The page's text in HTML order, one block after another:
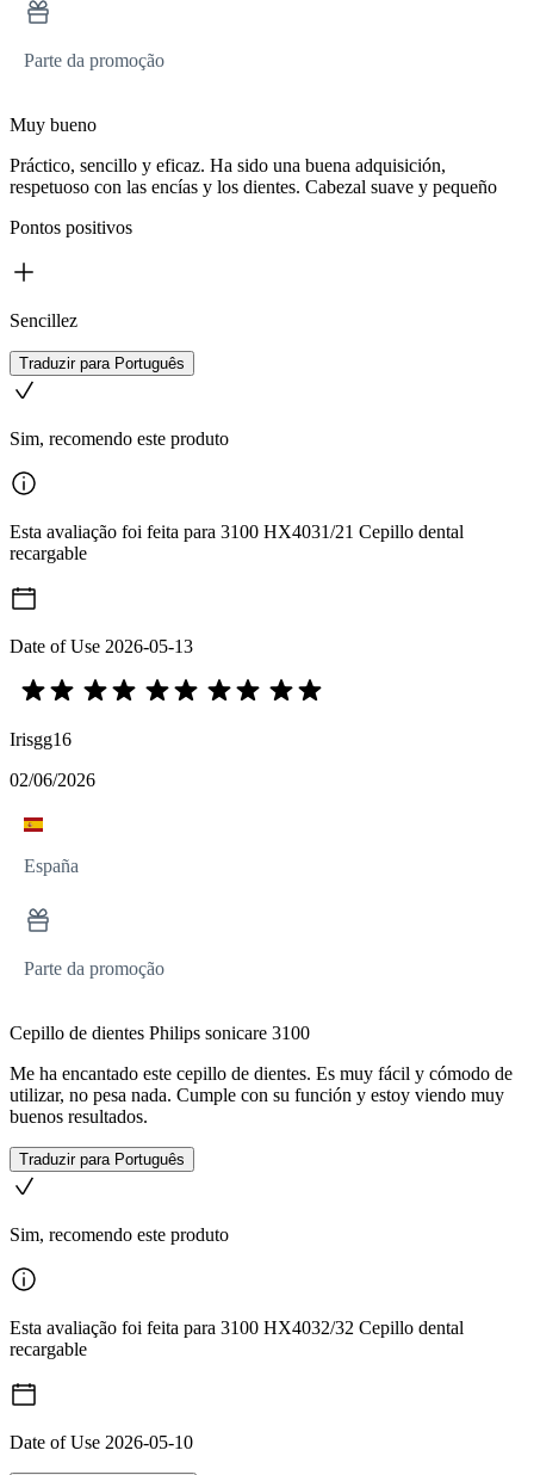
Parte da promoção
Muy bueno
Práctico, sencillo y eficaz. Ha sido una buena adquisición,
respetuoso con las encías y los dientes. Cabezal suave y pequeño
Pontos positivos
Sencillez
Traduzir para Português
Sim, recomendo este produto
Esta avaliação foi feita para 3100 HX4031/21 Cepillo dental
recargable
Date of Use 2026-05-13
Irisgg16
02/06/2026
España
Parte da promoção
Cepillo de dientes Philips sonicare 3100
Me ha encantado este cepillo de dientes. Es muy fácil y cómodo de
utilizar, no pesa nada. Cumple con su función y estoy viendo muy
buenos resultados.
Traduzir para Português
Sim, recomendo este produto
Esta avaliação foi feita para 3100 HX4032/32 Cepillo dental
recargable
Date of Use 2026-05-10